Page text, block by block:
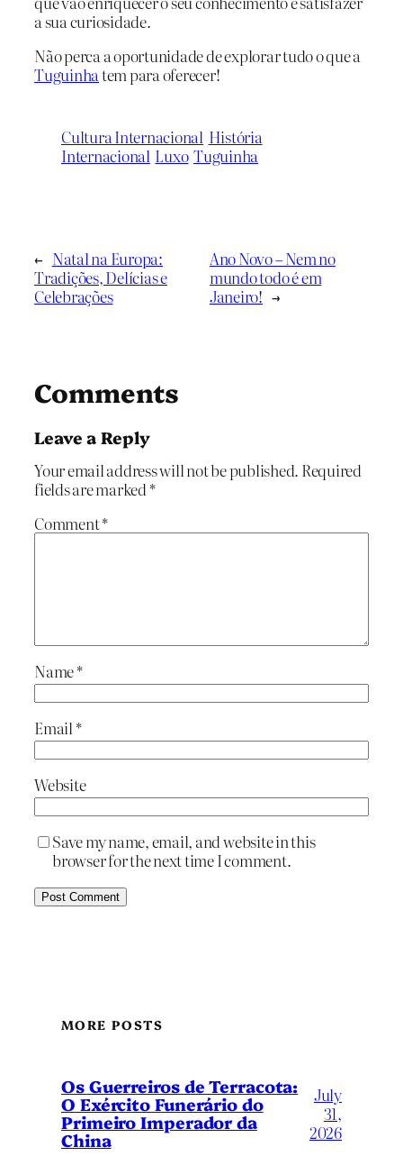
a sua curiosidade.
Não perca a oportunidade de explorar tudo o que a
Tuguinhatem para oferecer!
Cultura Internacional História
Internacional Luxo Tuguinha
← Natal na Europa:
Tradições, Delícias e
Celebrações
Ano Novo – Nem no
mundo todo é em
Janeiro! →
Comments
Leave a Reply
Your email address will not be published. Required
fields are marked*
Comment*
Name*
Email *
Website
Save my name, email, and website in this
browser for the next time I comment.
MORE POSTS
Os Guerreiros de Terracota:
O Exército Funerário do
Primeiro Imperador da
China
July
31,
2026